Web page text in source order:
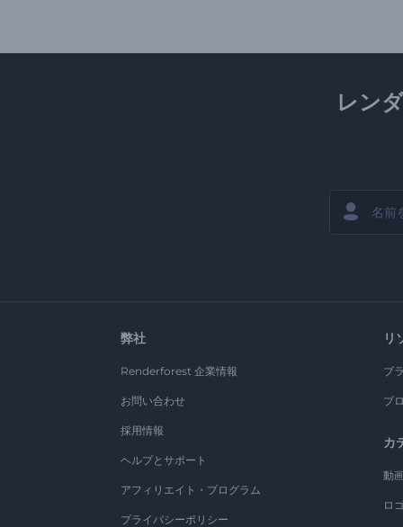
レン
弊社
Renderforest 企業情報
お問い合わせ
採用情報
ヘルプとサポート
アフィリエイト・プログラム
プライバシーポリシー
リ
ブ
ブ
カ
動
ロ